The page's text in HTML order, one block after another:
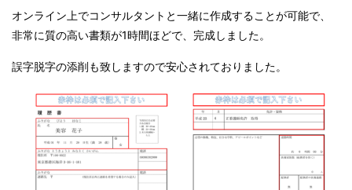
オンライン上でコンサルタントと一緒に作成することが可能で、
非常に質の高い書類が1時間ほどで、完成しました。
誤字脱字の添削も致しますので安心されておりました。